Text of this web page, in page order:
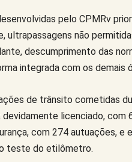
pelo CPMRv
ultrapassagens não
descumprimento das
integrada com os demais
de trânsito cometidas
licenciado,
com 274 autuações, e
teste do etilômetro.